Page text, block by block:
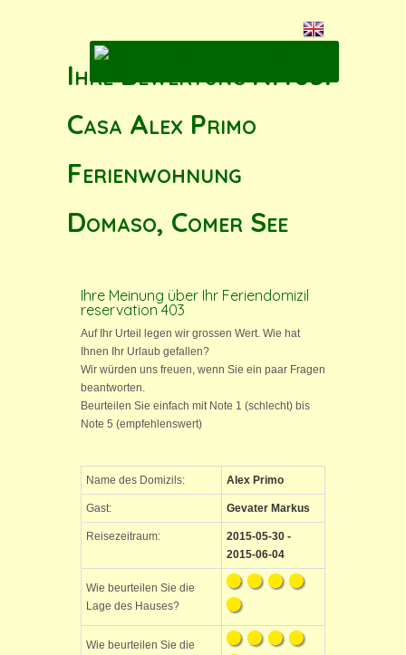
Ihre Bewertung N.403:
Casa Alex Primo
Ferienwohnung
Domaso, Comer See
Ihre Meinung über Ihr Feriendomizil
reservation 403
Auf Ihr Urteil legen wir grossen Wert. Wie hat
Ihnen Ihr Urlaub gefallen?
Wir würden uns freuen, wenn Sie ein paar Fragen
beantworten.
Beurteilen Sie einfach mit Note 1 (schlecht) bis
Note 5 (empfehlenswert)
Name des Domizils: Alex Primo
Gast: Gevater Markus
Reisezeitraum:
2015-05-30 -
2015-06-04
Wie beurteilen Sie die
Lage des Hauses?
Wie beurteilen Sie die